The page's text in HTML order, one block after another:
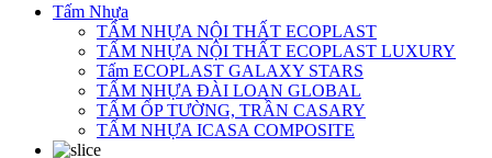
Tấm Nhựa
TẤM NHỰA NỘI THẤT ECOPLAST
TẤM NHỰA NỘI THẤT ECOPLAST LUXURY
Tấm ECOPLAST GALAXY STARS
TẤM NHỰA ĐÀI LOAN GLOBAL
TẤM ỐP TƯỜNG, TRẦN CASARY
TẤM NHỰA ICASA COMPOSITE